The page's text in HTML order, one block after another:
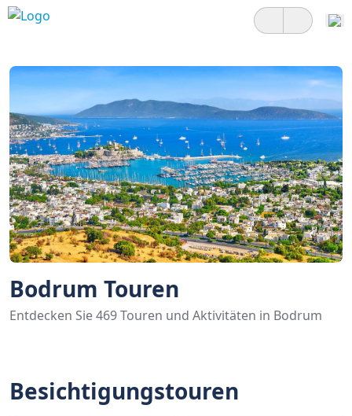
Bodrum Touren
Entdecken Sie 469 Touren und Aktivitäten in Bodrum
Besichtigungstouren